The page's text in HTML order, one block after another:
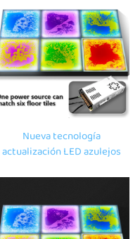
reflectores para juguetes de
movimiento
Nueva tecnología
actualización LED azulejos
suelo juguetes de
juguetes de compresión show
de escenario